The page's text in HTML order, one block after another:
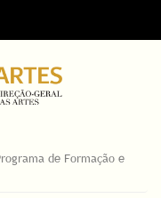
de Formação e